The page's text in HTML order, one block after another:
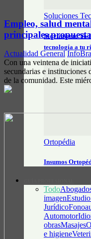
Soluciones
Movimiento Yo
tecnología a tu
Ortopédia
Insumos
Todo
imagen
Jurídico
Automotor
obrasMasajes
e higiene
Empleo, salud
principales
Actualidad General
Con una veintena de
secundarias e instituciones
de la comunidad. Este